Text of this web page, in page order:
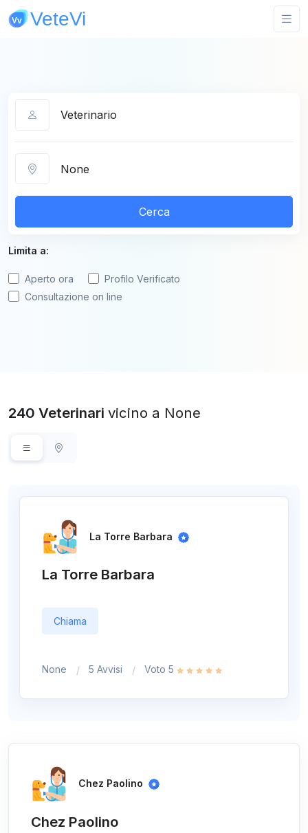
Cerca
Limita a:
Aperto ora
Profilo Verificato
Consultazione on line
240 Veterinari vicino a None
La Torre Barbara
La Torre Barbara
Chiama
None 5 Avvisi Voto 5
Chez Paolino
Chez Paolino